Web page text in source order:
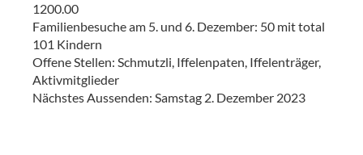
1200.00
Familienbesuche am 5. und 6. Dezember: 50 mit total
101 Kindern
Offene Stellen: Schmutzli, Iffelenpaten, Iffelenträger,
Aktivmitglieder
Nächstes Aussenden: Samstag 2. Dezember 2023